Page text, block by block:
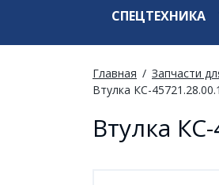
СПЕЦТЕХНИКА
Главная Запчасти
Втулка КС-
Втулка